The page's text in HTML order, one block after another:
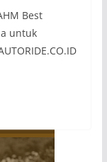
Best
untuk